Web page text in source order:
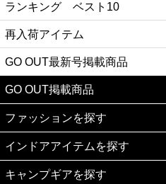
ランキング ベスト10
再入荷アイテム
GO OUT最新号掲載商品
GO OUT掲載商品
ファッションを探す
インドアアイテムを探す
キャンプギアを探す